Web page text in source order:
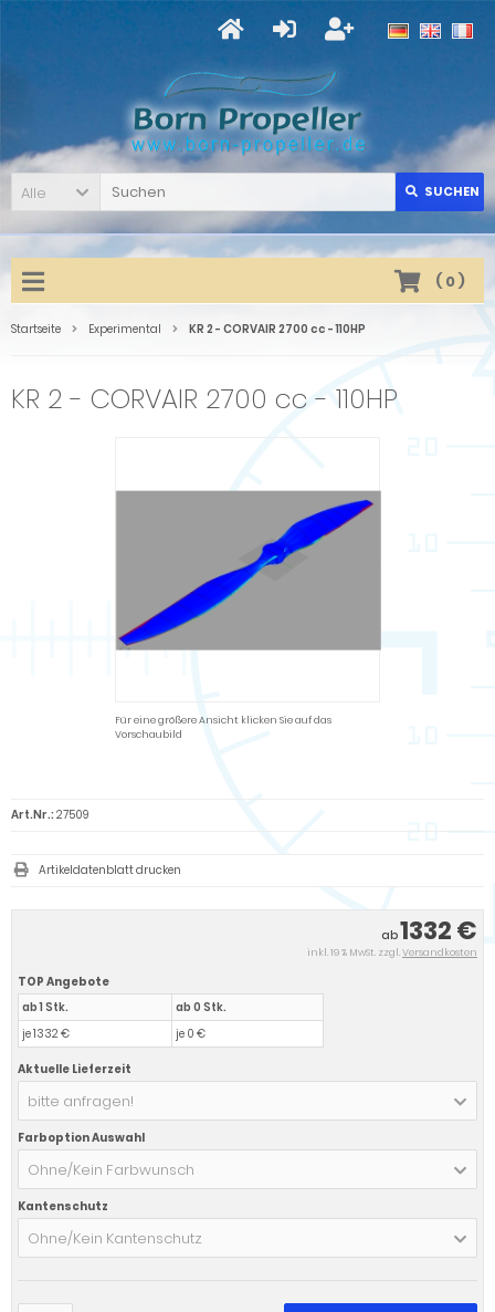
Alle SUCHEN
( 0)
Startseite Experimental KR 2 - CORVAIR 2700 cc - 110HP
KR 2 - CORVAIR 2700 cc - 110HP
Für eine größere Ansicht klicken Sie auf das
Vorschaubild
ab1332 €
inkl. 19 % MwSt. zzgl.Versandkosten
TOP Angebote
ab 1 Stk.
je 1332 €
ab 0 Stk.
je 0 €
Aktuelle Lieferzeit
bitte anfragen!
Farboption Auswahl
Ohne/Kein Farbwunsch
Kantenschutz
Ohne/Kein Kantenschutz
Art.Nr.: 27509
Artikeldatenblatt drucken